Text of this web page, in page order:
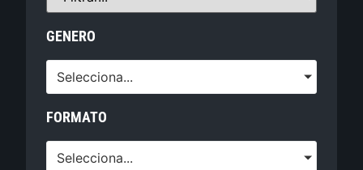
GENERO
Selecciona...
FORMATO
Selecciona...